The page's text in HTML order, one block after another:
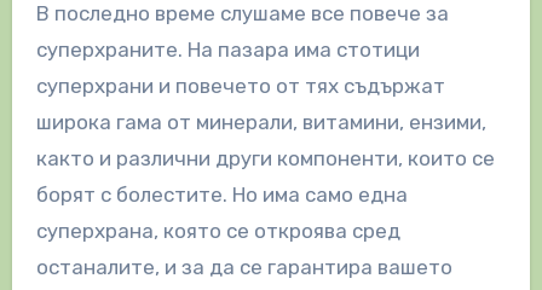
В последно време слушаме все повече за
суперхраните. На пазара има стотици
суперхрани и повечето от тях съдържат
широка гама от минерали, витамини, ензими,
както и различни други компоненти, които се
борят с болестите. Но има само една
суперхрана, която се откроява сред
останалите, и за да се гарантира вашето